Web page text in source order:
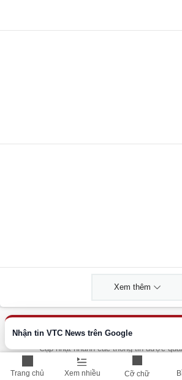
Trang chủ Xem nhiều Cỡ chữ
Nhận tin VTC News trên Google
Xem thêm
THÔNG TIN HỮU
Cập nhật nhanh các thông tin được
Lịch âm hôm nay